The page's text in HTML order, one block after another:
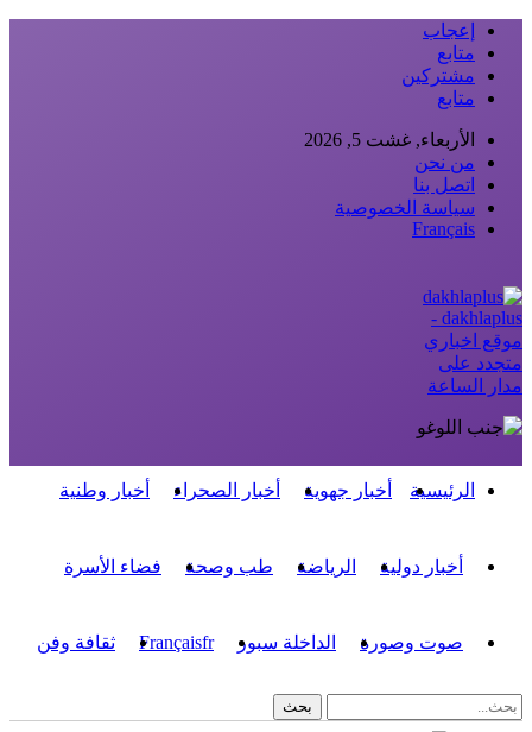
إعجاب
متابع
مشتركين
متابع
الأربعاء, غشت 5, 2026
من نحن
اتصل بنا
سياسة الخصوصية
Français
dakhlaplus -
موقع اخباري
متجدد على
مدار الساعة
الرئيسية أخبار جهوية أخبار الصحراء أخبار وطنية
أخبار دولية الرياضة طب وصحة فضاء الأسرة
صوت وصورة الداخلة سبور Françaisfr ثقافة وفن